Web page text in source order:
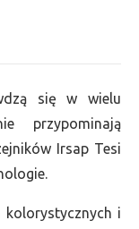
się w wielu
przypominają
Irsap Tesi
kolorystycznych i